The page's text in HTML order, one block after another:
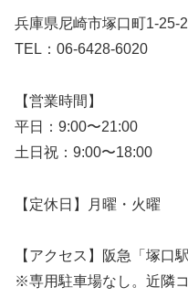
兵庫県尼崎市塚口町1-25-
TEL：06-6428-6020
【営業時間】
平日：9:00〜21:00
土日祝：9:00〜18:00
【定休日】月曜・火曜
【アクセス】阪急「塚口
※専用駐車場なし。近隣